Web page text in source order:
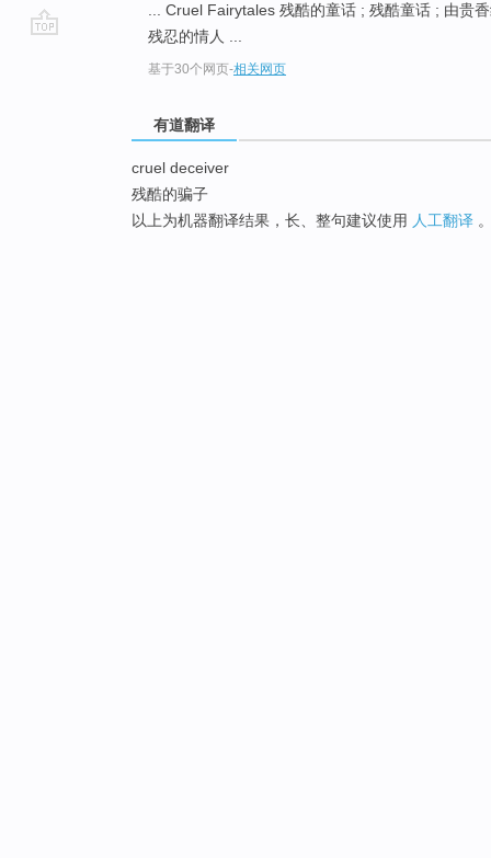
... Cruel Fairytales 残酷的童话 ; 残酷童话 ; 由贵
残忍的情人 ...
基于30个网页-相关网页
有道翻译
cruel deceiver
残酷的骗子
以上为机器翻译结果，长、整句建议使用 人工翻译